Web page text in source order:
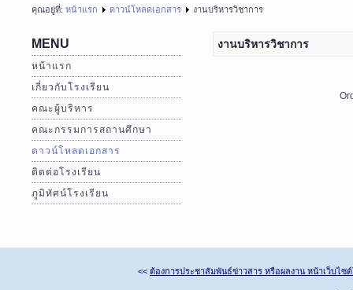
คุณอยู่ที่: หน้าแรก ดาวน์โหลดเอกสาร งานบริหารวิชาการ
MENU
หน้าแรก
เกี่ยวกับโรงเรียน
คณะผู้บริหาร
คณะกรรมการสถานศึกษา
ดาวน์โหลดเอกสาร
ติดต่อโรงเรียน
ภูมิทัศน์โรงเรียน
งานบริหารวิชาการ
<< ต้องการประชาสัมพันธ์ข่าวสาร หรือผลงาน หน้าเว็บไซ